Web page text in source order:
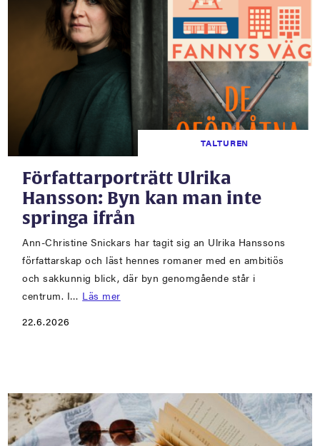
TALTUREN
Författarporträtt Ulrika
Hansson: Byn kan man inte
springa ifrån
Ann-Christine Snickars har tagit sig an Ulrika Hanssons
författarskap och läst hennes romaner med en ambitiös
och sakkunnig blick, där byn genomgående står i
centrum. I… Läs mer
22.6.2026